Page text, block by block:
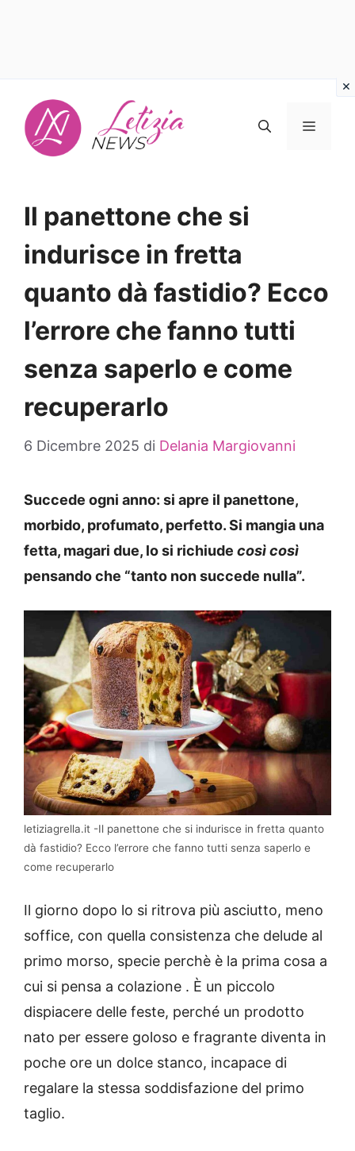
contenuto
MENU
Il panettone che si
indurisce in fretta
quanto dà fastidio? Ecco
l’errore che fanno tutti
senza saperlo e come
recuperarlo
6 Dicembre 2025 di Delania Margiovanni
Succede ogni anno: si apre il panettone,
morbido, profumato, perfetto. Si mangia una
fetta, magari due, lo si richiude così così
pensando che “tanto non succede nulla”.
letiziagrella.it -Il panettone che si indurisce in fretta quanto
dà fastidio? Ecco l’errore che fanno tutti senza saperlo e
come recuperarlo
Il giorno dopo lo si ritrova più asciutto, meno
soffice, con quella consistenza che delude al
primo morso, specie perchè è la prima cosa a
cui si pensa a colazione . È un piccolo
dispiacere delle feste, perché un prodotto
nato per essere goloso e fragrante diventa in
poche ore un dolce stanco, incapace di
regalare la stessa soddisfazione del primo
taglio.